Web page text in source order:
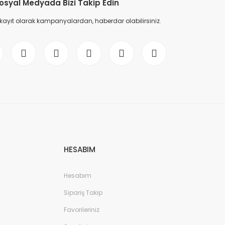
Medyada Bizi Takip Edin
olarak kampanyalardan, haberdar olabilirsiniz.
HESABIM
Hesabım
Sipariş Takip
Favorileriniz